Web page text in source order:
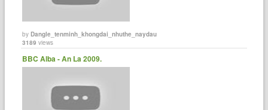
byDangle_tenminh_khongdai_nhuthe_naydau
3189 views
BBC Alba - An La 2009.